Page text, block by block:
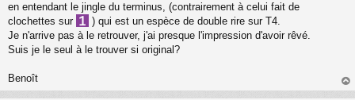
g
e
n
o
u
en entendant le jingle du terminus, (contrairement à celui fait de
clochettes sur
) qui est un espèce de double rire sur T4.
Je n'arrive pas à le retrouver, j'ai presque l'impression d'avoir rêvé.
Suis je le seul à le trouver si original?
Benoît
au